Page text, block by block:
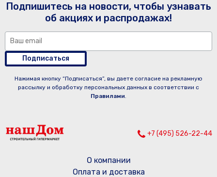
Подпишитесь на новости, чтобы узнавать
об акциях и распродажах!
Подписаться
Нажимая кнопку “Подписаться”, вы даете согласие на рекламную
рассылку и обработку персональных данных в соответствии с
Правилами.
+7 (495) 526-22-44
О компании
Оплата и доставка